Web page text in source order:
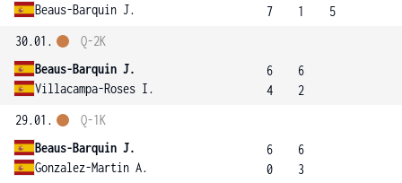
Beaus-Barquin J.
7
1
5
30.01.
Beaus-Barquin J.
Villacampa-Roses I.
Q-2K
6
4
6
2
29.01.
Beaus-Barquin J.
Gonzalez-Martin A.
Q-1K
6
0
6
3